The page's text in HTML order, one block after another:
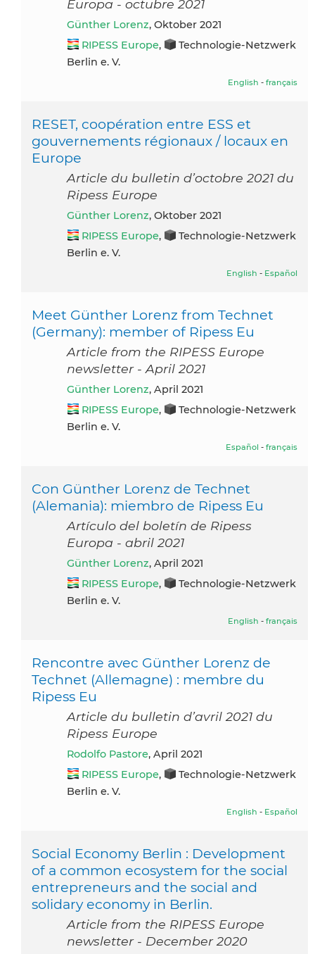
Europa - octubre 2021
Günther Lorenz, Oktober 2021
RIPESS Europe,
Technologie-Netzwerk
Berlin e. V.
English - français
RESET, coopération entre ESS et
gouvernements régionaux / locaux en
Europe
Article du bulletin d’octobre 2021 du
Ripess Europe
Günther Lorenz, Oktober 2021
RIPESS Europe,
Technologie-Netzwerk
Berlin e. V.
English - Español
Meet Günther Lorenz from Technet
(Germany): member of Ripess Eu
Article from the RIPESS Europe
newsletter - April 2021
Günther Lorenz, April 2021
RIPESS Europe,
Technologie-Netzwerk
Berlin e. V.
Español - français
Con Günther Lorenz de Technet
(Alemania): miembro de Ripess Eu
Artículo del boletín de Ripess
Europa - abril 2021
Günther Lorenz, April 2021
RIPESS Europe,
Technologie-Netzwerk
Berlin e. V.
English - français
Rencontre avec Günther Lorenz de
Technet (Allemagne) : membre du
Ripess Eu
Article du bulletin d’avril 2021 du
Ripess Europe
Rodolfo Pastore, April 2021
RIPESS Europe,
Technologie-Netzwerk
Berlin e. V.
English - Español
Social Economy Berlin : Development
of a common ecosystem for the social
entrepreneurs and the social and
solidary economy in Berlin.
Article from the RIPESS Europe
newsletter - December 2020